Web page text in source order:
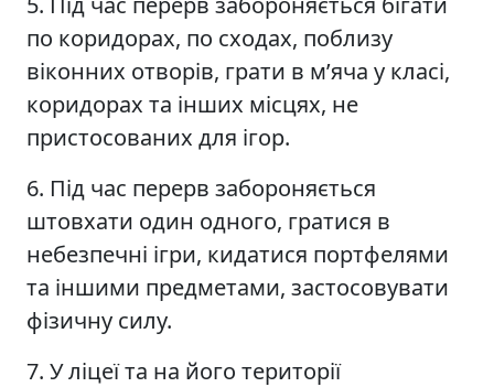
по коридорах, по сходах, поблизу
віконних отворів, грати в м’яча у класі,
коридорах та інших місцях, не
пристосованих для ігор.
6. Під час перерв забороняється
штовхати один одного, гратися в
небезпечні ігри, кидатися портфелями
та іншими предметами, застосовувати
фізичну силу.
7. У ліцеї та на його території